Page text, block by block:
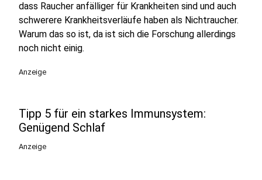
dass Raucher anfälliger für Krankheiten sind und auch
schwerere Krankheitsverläufe haben als Nichtraucher.
Warum das so ist, da ist sich die Forschung allerdings
noch nicht einig.
Anzeige
Tipp 5 für ein starkes Immunsystem:
Genügend Schlaf
Anzeige